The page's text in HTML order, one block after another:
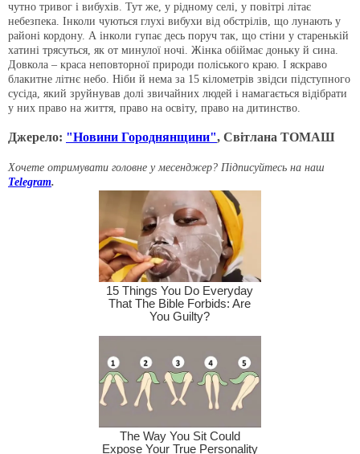
чутно тривог і вибухів. Тут же, у рідному селі, у повітрі літає
небезпека. Інколи чуються глухі вибухи від обстрілів, що лунають у
районі кордону. А інколи гупає десь поруч так, що стіни у старенькій
хатині трясуться, як от минулої ночі. Жінка обіймає доньку й сина.
Довкола – краса неповторної природи поліського краю. І яскраво
блакитне літнє небо. Ніби й нема за 15 кілометрів звідси підступного
сусіда, який зруйнував долі звичайних людей і намагається відібрати
у них право на життя, право на освіту, право на дитинство.
Джерело: "Новини Городнянщини", Світлана ТОМАШ
Хочете отримувати головне у месенджер? Підписуйтесь на наш
Telegram.